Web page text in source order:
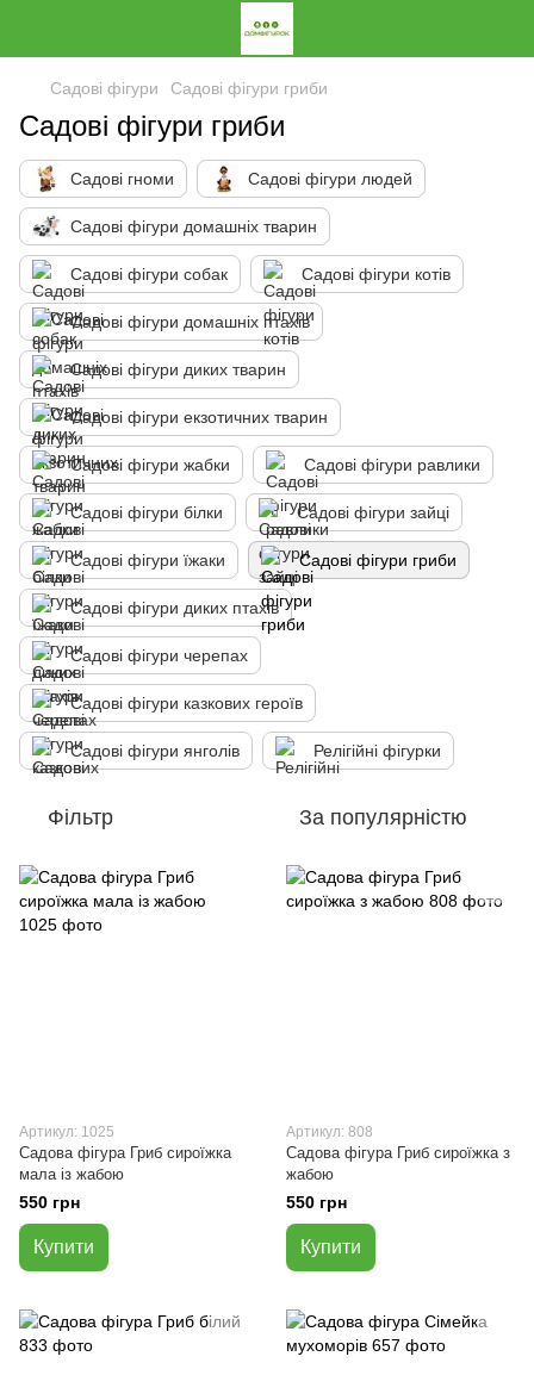
Садові фігури Садові фігури гриби
Садові фігури гриби
Садові гноми Садові фігури людей
Садові фігури домашніх тварин
Садові фігури собак Садові фігури котів
Садові фігури домашніх птахів
Садові фігури диких тварин
Садові фігури екзотичних тварин
Садові фігури жабки Садові фігури равлики
Садові фігури білки Садові фігури зайці
Садові фігури їжаки Садові фігури гриби
Садові фігури диких птахів
Садові фігури черепах
Садові фігури казкових героїв
Садові фігури янголів Релігійні фігурки
Фільтр За популярністю
Артикул: 1025
Садова фігура Гриб сироїжка
мала із жабою
550 грн
Купити
Артикул: 808
Садова фігура Гриб сироїжка з
жабою
550 грн
Купити